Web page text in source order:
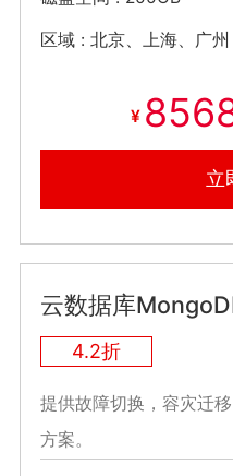
区域 北京、上海、广州
¥
立
云数据库
4.2折
提供故障切换，容灾迁
方案。